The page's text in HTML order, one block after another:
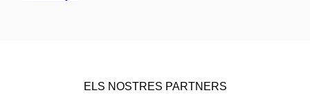
ELS NOSTRES PARTNERS